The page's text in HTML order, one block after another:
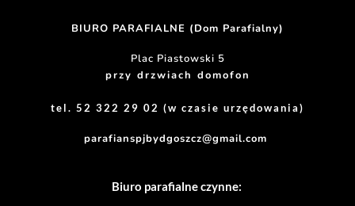
BIURO PARAFIALNE (Dom Parafialny)
Plac Piastowski 5
przy drzwiach domofon
tel. 52 322 29 02 (w czasie urzędowania)
parafianspjbydgoszcz@gmail.com
Biuro parafialne czynne: